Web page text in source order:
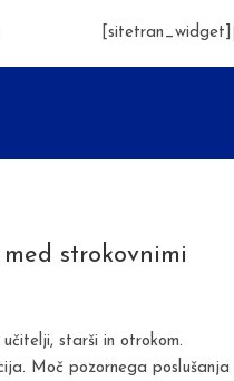
[sitetran_widget]
strokovnimi
starši in otrokom.
Moč pozornega poslušanja